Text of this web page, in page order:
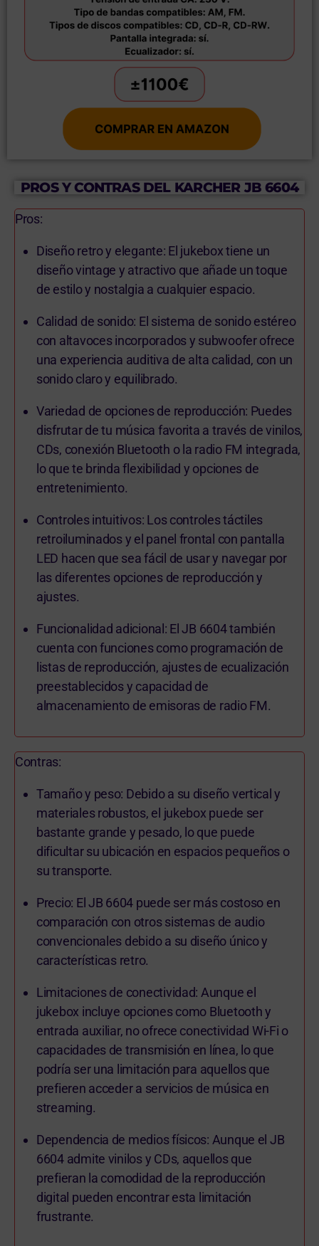
PROS Y CONTRAS DEL KARCHER JB 6604
Pros:
Diseño retro y elegante: El jukebox tiene un
diseño vintage y atractivo que añade un toque
de estilo y nostalgia a cualquier espacio.
Calidad de sonido: El sistema de sonido estéreo
con altavoces incorporados y subwoofer ofrece
una experiencia auditiva de alta calidad, con un
sonido claro y equilibrado.
Variedad de opciones de reproducción: Puedes
disfrutar de tu música favorita a través de vinilos,
CDs, conexión Bluetooth o la radio FM integrada,
lo que te brinda flexibilidad y opciones de
entretenimiento.
Controles intuitivos: Los controles táctiles
retroiluminados y el panel frontal con pantalla
LED hacen que sea fácil de usar y navegar por
las diferentes opciones de reproducción y
ajustes.
Funcionalidad adicional: El JB 6604 también
cuenta con funciones como programación de
listas de reproducción, ajustes de ecualización
preestablecidos y capacidad de
almacenamiento de emisoras de radio FM.
Contras:
Tamaño y peso: Debido a su diseño vertical y
materiales robustos, el jukebox puede ser
bastante grande y pesado, lo que puede
dificultar su ubicación en espacios pequeños o
su transporte.
Precio: El JB 6604 puede ser más costoso en
comparación con otros sistemas de audio
convencionales debido a su diseño único y
características retro.
Limitaciones de conectividad: Aunque el
jukebox incluye opciones como Bluetooth y
entrada auxiliar, no ofrece conectividad Wi-Fi o
capacidades de transmisión en línea, lo que
podría ser una limitación para aquellos que
prefieren acceder a servicios de música en
streaming.
Dependencia de medios físicos: Aunque el JB
6604 admite vinilos y CDs, aquellos que
prefieran la comodidad de la reproducción
digital pueden encontrar esta limitación
frustrante.